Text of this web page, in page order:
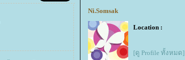
Ni.Somsak
Location :
[ดู Profile ทั้งหมด]